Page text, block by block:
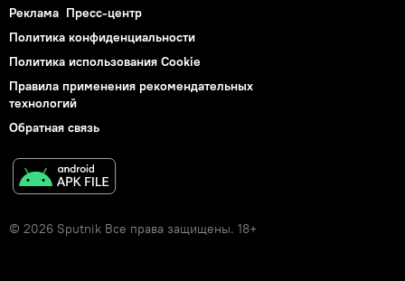
Реклама Пресс-центр
Политика конфиденциальности
Политика использования Cookie
Правила применения рекомендательных
технологий
Обратная связь
© 2026 Sputnik Все права защищены. 18+